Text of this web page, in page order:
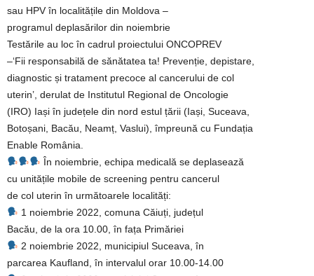
sau HPV în localitățile din Moldova –
programul deplasărilor din noiembrie
Testările au loc în cadrul proiectului ONCOPREV
–‘Fii responsabilă de sănătatea ta! Prevenție, depistare,
diagnostic și tratament precoce al cancerului de col
uterin’, derulat de Institutul Regional de Oncologie
(IRO) Iași în județele din nord estul țării (Iași, Suceava,
Botoșani, Bacău, Neamț, Vaslui), împreună cu Fundația
Enable România.
În noiembrie, echipa medicală se deplasează
cu unitățile mobile de screening pentru cancerul
de col uterin în următoarele localități:
1 noiembrie 2022, comuna Căiuți, județul
Bacău, de la ora 10.00, în fața Primăriei
2 noiembrie 2022, municipiul Suceava, în
parcarea Kaufland, în intervalul orar ‪10.00-14.00‬